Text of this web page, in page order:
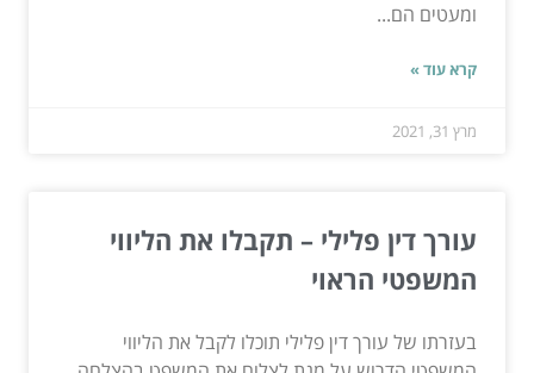
ומעטים הם...
קרא עוד »
מרץ 31, 2021
עורך דין פלילי – תקבלו את הליווי
המשפטי הראוי
בעזרתו של עורך דין פלילי תוכלו לקבל את הליווי